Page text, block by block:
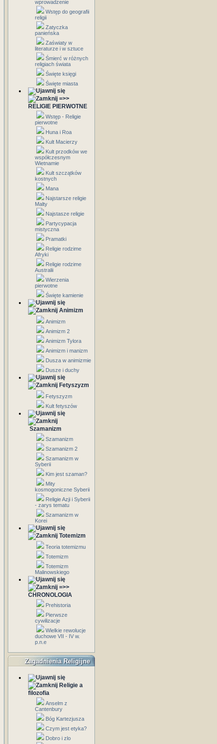
wprowadzenie
Wstęp do geografii
religii
Zatyczka
panieńska
Zaświaty w
literaturze i w sztuce
Śmierć w różnych
religiach świata
Święte księgi
Święte miasta
=>>
RELIGIE PIERWOTNE
Wstęp - Religie
pierwotne
Huna i Roa
Kult Macierzy
Kult przodków we
współczesnym
Wietnamie
Kult szczątków
kostnych
Mana
Najstarsze religie
Malty
Najstasze religie
Partycypacja
mistyczna
Pramatki
Religie rodzime
Afryki
Religie rodzime
Australii
Wierzenia
pierwotne
Święte kamienie
Animizm
Animizm
Animizm 2
Animizm Tylora
Animizm i manizm
Dusza w animizmie
Dusze i duchy
Fetyszyzm
Fetyszyzm
Kult fetyszów
Szamanizm
Szamanizm
Szamanizm 2
Szamanizm w
Syberii
Kim jest szaman?
Mity
kosmogoniczne Syberii
Religie Azji i Syberii
- zarys tematu
Szamanizm w
Korei
Totemizm
Teoria totemizmu
Totemizm
Totemizm
Malinowskiego
=>>
CHRONOLOGIA
Prehistoria
Pierwsze
cywilizacje
Wielkie rewolucje
duchowe VII - IV w.
p.n.e
Zagadnienia Religijne
Religie a
filozofia
Anselm z
Cantenbury
Bóg Kartezjusza
Czym jest etyka?
Dobro i zlo